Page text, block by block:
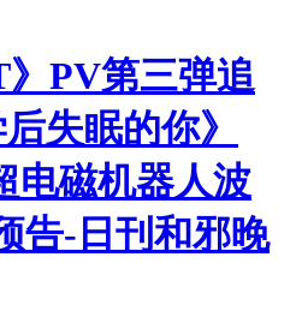
》PV第三弹追
失眠的你》
电磁机器人波
告-日刊和邪晚